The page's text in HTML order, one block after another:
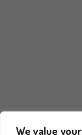
We value